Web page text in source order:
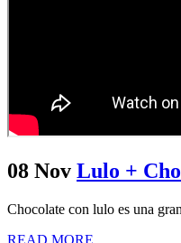
08 Nov Lulo +
Chocolate con lulo es una
READ MORE